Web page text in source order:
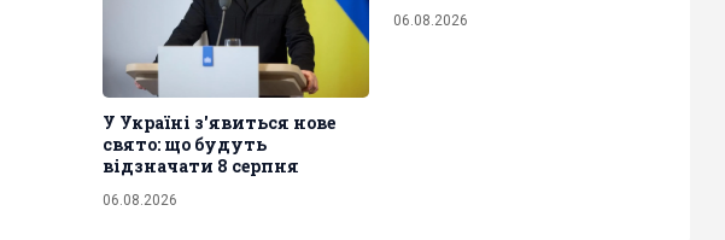
У Україні з'явиться нове
свято: що будуть
відзначати 8 серпня
06.08.2026
06.08.2026